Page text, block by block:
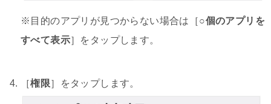
※目的のアプリが見つからない場合は［○個のアプリを
すべて表示］をタップします。
［権限］をタップします。